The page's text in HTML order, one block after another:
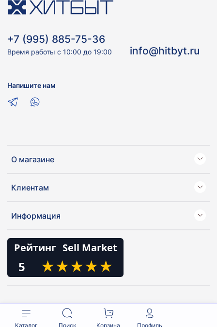
О магазине
Клиентам
Информация
Рейтинг Sell Market
5 ★
★★
★★
★★
★★
★
+7 (995) 885-75-36
Время работы с 10:00 до 19:00 info@hitbyt.ru
Напишите нам
Каталог Поиск Корзина Профиль